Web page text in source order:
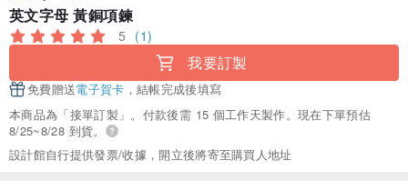
英文字母 黃銅項鍊
5 (1)
我要訂製
免費贈送電子賀卡 ，結帳完成後填寫
本商品為「接單訂製」。付款後需 15 個工作天製作。現在下單預估
8/25~8/28 到貨。
設計館自行提供發票/收據，開立後將寄至購買人地址